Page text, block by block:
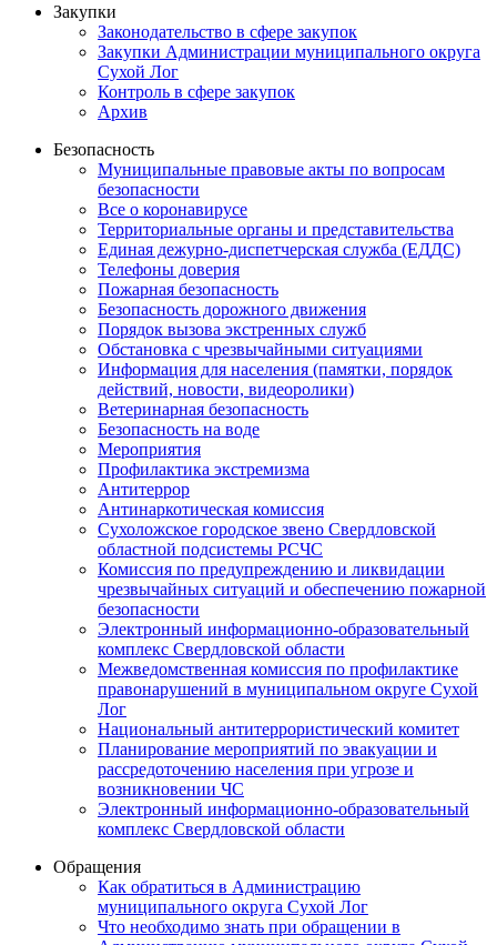
Закупки
Законодательство в сфере закупок
Закупки Администрации муниципального округа
Сухой Лог
Контроль в сфере закупок
Архив
Безопасность
Муниципальные правовые акты по вопросам
безопасности
Все о коронавирусе
Территориальные органы и представительства
Единая дежурно-диспетчерская служба (ЕДДС)
Телефоны доверия
Пожарная безопасность
Безопасность дорожного движения
Порядок вызова экстренных служб
Обстановка с чрезвычайными ситуациями
Информация для населения (памятки, порядок
действий, новости, видеоролики)
Ветеринарная безопасность
Безопасность на воде
Мероприятия
Профилактика экстремизма
Антитеррор
Антинаркотическая комиссия
Сухоложское городское звено Свердловской
областной подсистемы РСЧС
Комиссия по предупреждению и ликвидации
чрезвычайных ситуаций и обеспечению пожарной
безопасности
Электронный информационно-образовательный
комплекс Cвердловской области
Межведомственная комиссия по профилактике
правонарушений в муниципальном округе Сухой
Лог
Национальный антитеррористический комитет
Планирование мероприятий по эвакуации и
рассредоточению населения при угрозе и
возникновении ЧС
Электронный информационно-образовательный
комплекс Свердловской области
Обращения
Как обратиться в Администрацию
муниципального округа Сухой Лог
Что необходимо знать при обращении в